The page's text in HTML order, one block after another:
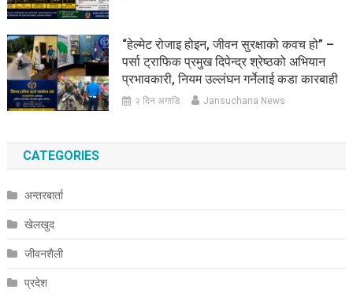
“हेल्मेट रोजाइ होइन, जीवन सुरक्षाको कवच हो” –
पर्सा ट्राफिक प्रमुख दिपेन्द्र श्रेष्ठको अभियान
प्रभावकारी, नियम उल्लंघन गर्नेलाई कडा कारबाही
२ दिन अगाडि Jansuchana News
CATEGORIES
अन्तरबार्ता
खेलखुद
जीवनशैली
प्रदेश